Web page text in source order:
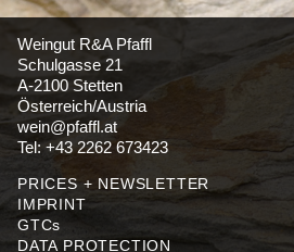
Weingut R&A Pfaffl
Schulgasse 21
A-2100 Stetten
Österreich/Austria
wein@pfaffl.at
Tel: +43 2262 673423
PRICES + NEWSLETTER
IMPRINT
GTCs
DATA PROTECTION